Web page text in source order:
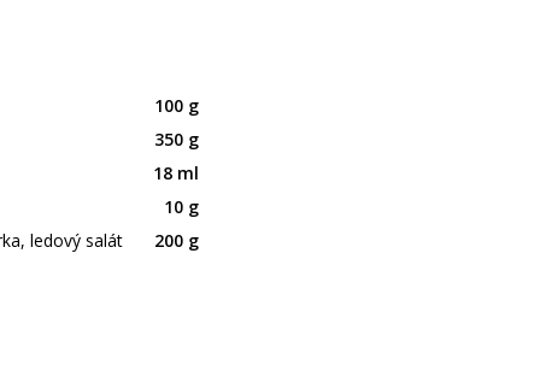
100 g
350 g
18 ml
10 g
ledový salát
200 g